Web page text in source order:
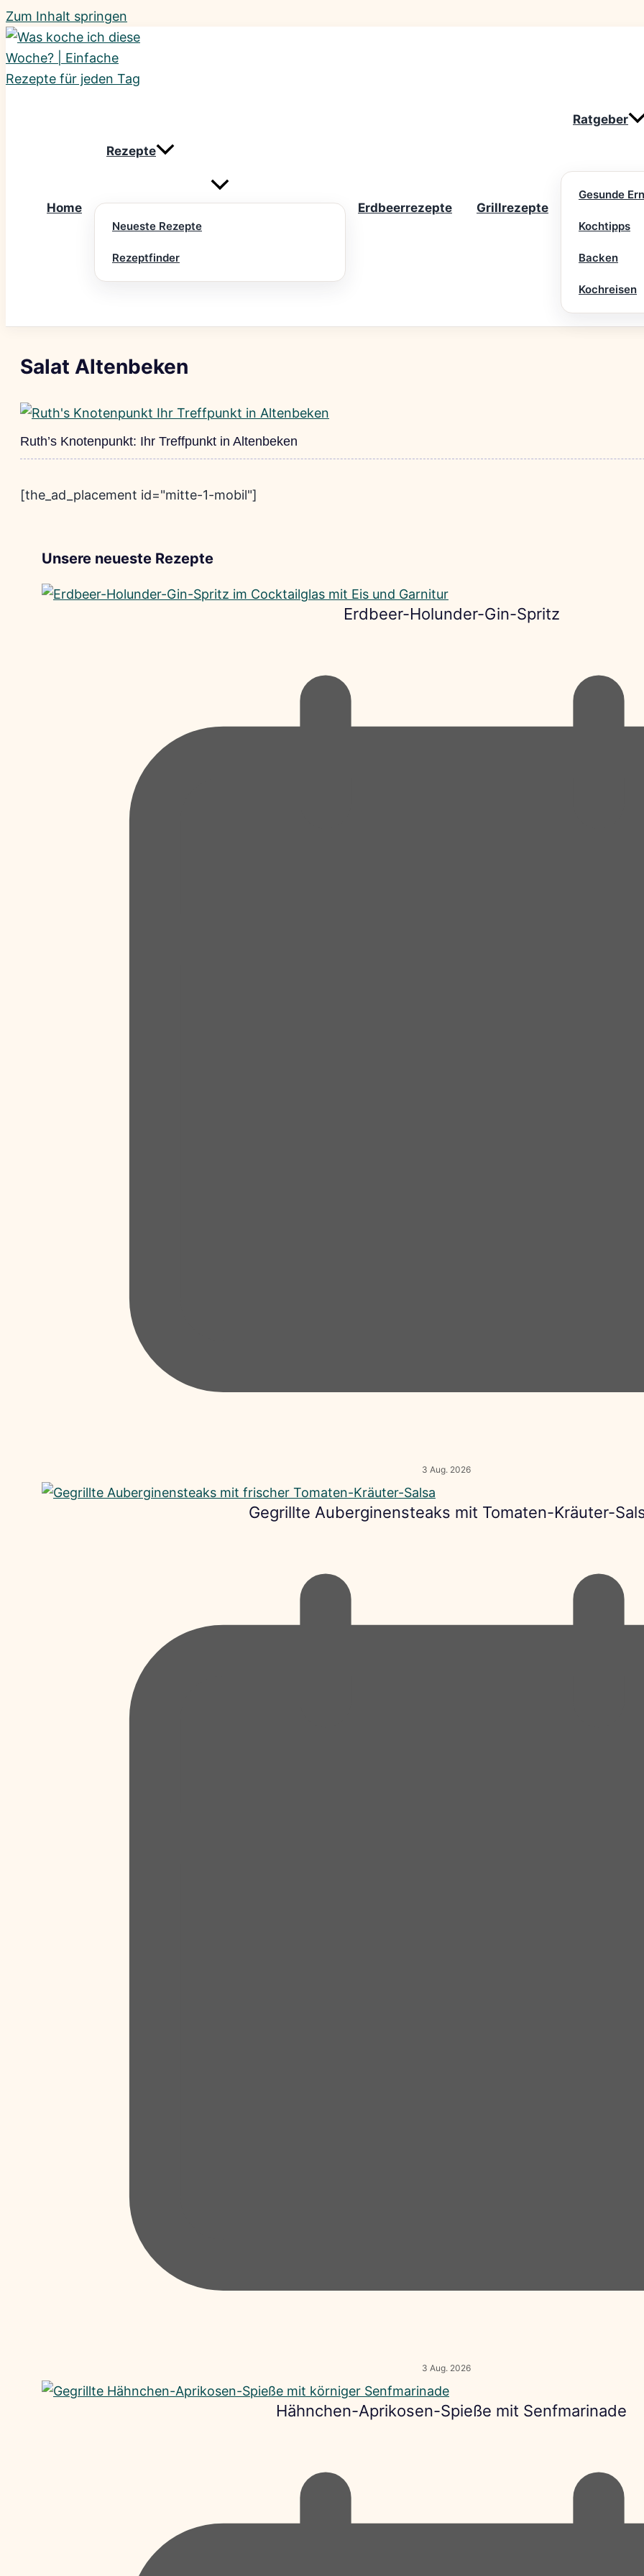
Zum Inhalt springen
Home
Rezepte
Neueste Rezepte
Rezeptfinder
Erdbeerrezepte Grillrezepte
Ratgeber
Gesunde
Kochtipps
Backen
Kochreisen
Salat Altenbeken
Ruth’s Knotenpunkt: Ihr Treffpunkt in Altenbeken
[the_ad_placement id="mitte-1-mobil"]
Unsere neueste Rezepte
Erdbeer-Holunder-Gin-Spritz
3 Aug. 2026
Gegrillte Auberginensteaks mit Tomaten-Kräuter-
3 Aug. 2026
Hähnchen-Aprikosen-Spieße mit Senfmarinade